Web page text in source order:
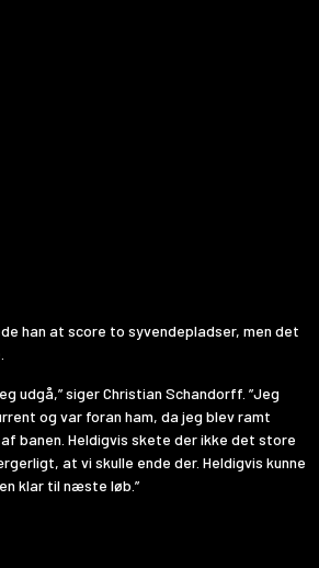
han at score to syvendepladser, men det
udgå,” siger Christian Schandorff. ”Jeg
og var foran ham, da jeg blev ramt
banen. Heldigvis skete der ikke det store
at vi skulle ende der. Heldigvis kunne
klar til næste løb.”